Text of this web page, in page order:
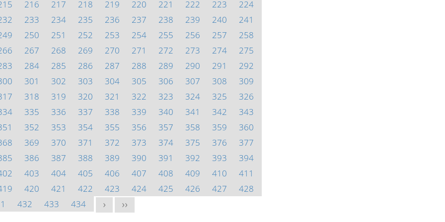
216 217 218 219 220 221 222 223
224
233 234 235 236 237 238 239 240
241
250 251 252 253 254 255 256 257
258
267 268 269 270 271 272 273 274
275
284 285 286 287 288 289 290 291
292
301 302 303 304 305 306 307 308
309
318 319 320 321 322 323 324 325
326
335 336 337 338 339 340 341 342
343
352 353 354 355 356 357 358 359
360
369 370 371 372 373 374 375 376
377
386 387 388 389 390 391 392 393
394
403 404 405 406 407 408 409 410
411
420 421 422 423 424 425 426 427
428
432 433 434 > >>